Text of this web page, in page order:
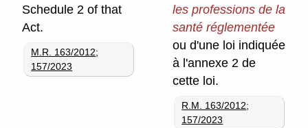
Schedule 2 of that
Act.
M.R. 163/2012;
157/2023
les professions de la
santé réglementée
ou d'une loi indiquée
à l'annexe 2 de
cette loi.
R.M. 163/2012;
157/2023